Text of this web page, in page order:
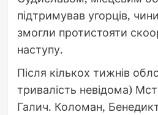
підтримував угорців,
змогли протистояти
наступу.
Після кількох тижнів
тривалість невідома)
Галич. Коломан,